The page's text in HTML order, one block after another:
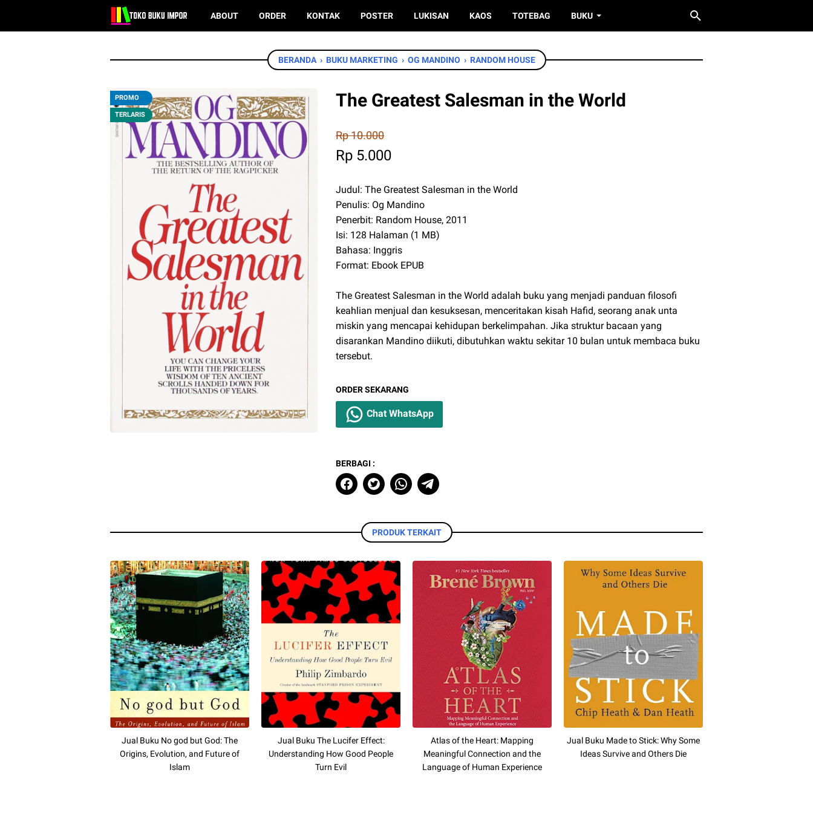
ABOUT ORDER KONTAK POSTER LUKISAN KAOS TOTEBAG BUKU
BERANDA › BUKU MARKETING › OG MANDINO › RANDOM HOUSE
The Greatest Salesman in the World
PROMO
TERLARIS
Rp 10.000
Rp 5.000
Judul: The Greatest Salesman in the World
Penulis: Og Mandino
Penerbit: Random House, 2011
Isi: 128 Halaman (1 MB)
Bahasa: Inggris
Format: Ebook EPUB
The Greatest Salesman in the World adalah buku yang menjadi panduan filosofi
keahlian menjual dan kesuksesan, menceritakan kisah Hafid, seorang anak unta
miskin yang mencapai kehidupan berkelimpahan. Jika struktur bacaan yang
disarankan Mandino diikuti, dibutuhkan waktu sekitar 10 bulan untuk membaca buku
tersebut.
ORDER SEKARANG
Chat WhatsApp
BERBAGI :
PRODUK TERKAIT
Jual Buku No god but God: The
Origins, Evolution, and Future of
Islam
Jual Buku The Lucifer Effect:
Understanding How Good People
Turn Evil
Atlas of the Heart: Mapping
Meaningful Connection and the
Language of Human Experience
Jual Buku Made to Stick: Why Some
Ideas Survive and Others Die